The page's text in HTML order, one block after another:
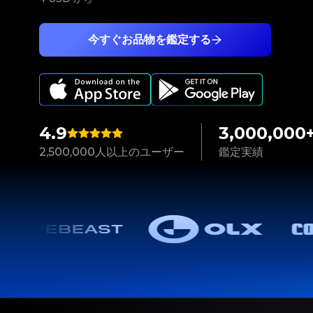
4.9
2,500,000人以上のユーザー 鑑定実績
今すぐお品物を鑑定する